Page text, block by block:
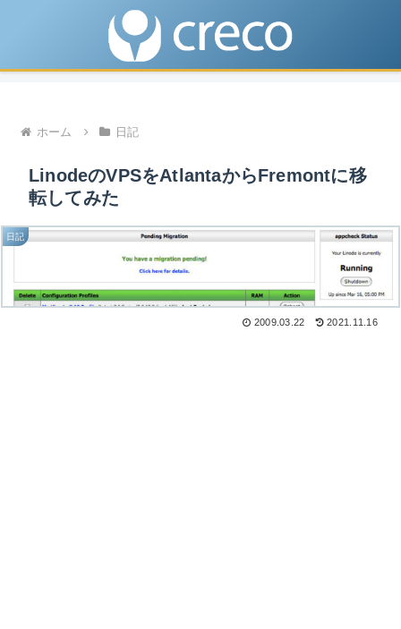
ホーム 日記
LinodeのVPSをAtlantaからFremontに移
転してみた
日記
2009.03.22 2021.11.16